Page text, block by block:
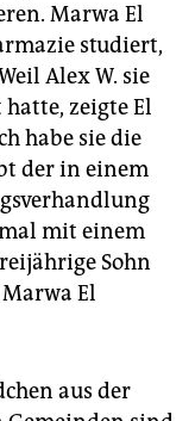
Marwa El
studiert,
Alex W. sie
zeigte El
habe sie die
der in einem
mal mit einem
Sohn
El
aus der